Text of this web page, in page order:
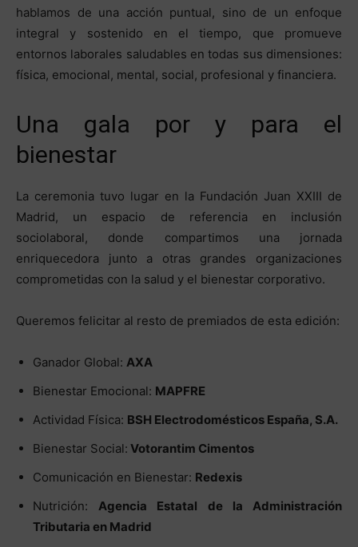
hablamos de una acción puntual, sino de un enfoque
integral y sostenido en el tiempo, que promueve
entornos laborales saludables en todas sus dimensiones:
física, emocional, mental, social, profesional y financiera.
Una gala por y para el
bienestar
La ceremonia tuvo lugar en la Fundación Juan XXIII de
Madrid, un espacio de referencia en inclusión
sociolaboral, donde compartimos una jornada
enriquecedora junto a otras grandes organizaciones
comprometidas con la salud y el bienestar corporativo.
Queremos felicitar al resto de premiados de esta edición:
Ganador Global: AXA
Bienestar Emocional: MAPFRE
Actividad Física: BSH Electrodomésticos España, S.A.
Bienestar Social: Votorantim Cimentos
Comunicación en Bienestar: Redexis
Nutrición:Agencia Estatal de la Administración
Tributaria en Madrid